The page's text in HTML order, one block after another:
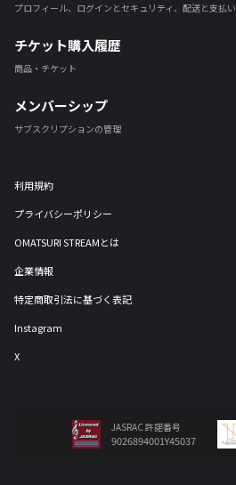
プロフィール、ログインとセキュリティ、配送と支払い
チケット購入履歴
商品・チケット
メンバーシップ
サブスクリプションの管理
利用規約
プライバシーポリシー
OMATSURI STREAMとは
企業情報
特定商取引法に基づく表記
Instagram
X
JASRAC 許諾番号
9026894001Y45037